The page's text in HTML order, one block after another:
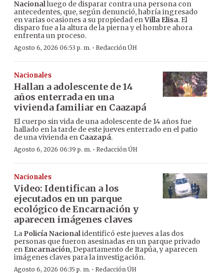
Nacionalluego de disparar contra una persona con
antecedentes, que, según denunció, habría ingresado
en varias ocasiones a su propiedad enVilla Elisa. El
disparo fue a la altura de la pierna y el hombre ahora
enfrenta un proceso.
Agosto 6, 2026 06:53 p. m. · Redacción ÚH
Nacionales
Hallan a adolescente de 14
años enterrada en una
vivienda familiar en Caazapá
El cuerpo sin vida de una adolescente de 14 años fue
hallado en la tarde de este jueves enterrado en el patio
de una vivienda en Caazapá.
Agosto 6, 2026 06:39 p. m. · Redacción ÚH
Nacionales
Video: Identifican a los
ejecutados en un parque
ecológico de Encarnación y
aparecen imágenes claves
La Policía Nacionalidentificó este jueves a las dos
personas que fueron asesinadas en un parque privado
en Encarnación, Departamento de Itapúa, y aparecen
imágenes claves para la investigación.
Agosto 6, 2026 06:35 p. m. · Redacción ÚH